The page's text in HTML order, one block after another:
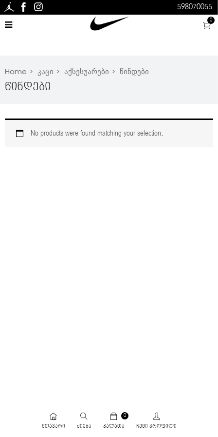
0
598070055
Home კაცი აქსესუარები წინდები
Წინდები
No products were found matching your selection.
ᲛᲗᲐᲕᲐᲠᲘ ᲫᲘᲔᲑᲐ
0
ᲙᲐᲚᲐᲗᲐ
ᲩᲔᲛᲘ ᲞᲠᲝᲤᲘᲚᲘ